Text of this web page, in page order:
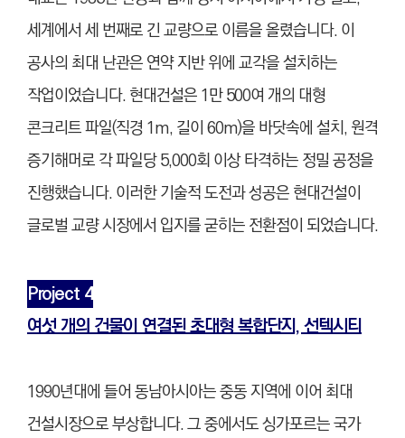
세계에서 세 번째로 긴 교량으로 이름을 올렸습니다. 이
공사의 최대 난관은 연약 지반 위에 교각을 설치하는
작업이었습니다. 현대건설은 1만 500여 개의 대형
콘크리트 파일(직경 1m, 길이 60m)을 바닷속에 설치, 원격
증기해머로 각 파일당 5,000회 이상 타격하는 정밀 공정을
진행했습니다. 이러한 기술적 도전과 성공은 현대건설이
글로벌 교량 시장에서 입지를 굳히는 전환점이 되었습니다.
Project 4
여섯 개의 건물이 연결된 초대형 복합단지, 선텍시티
1990년대에 들어 동남아시아는 중동 지역에 이어 최대
건설시장으로 부상합니다. 그 중에서도 싱가포르는 국가